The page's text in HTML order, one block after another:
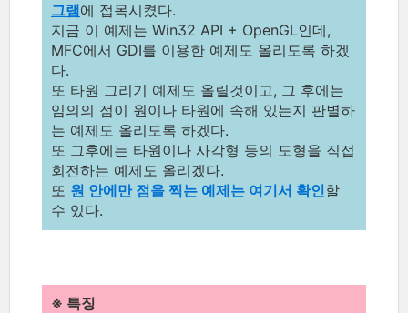
그램에 접목시켰다.
지금 이 예제는 Win32 API + OpenGL인데,
MFC에서 GDI를 이용한 예제도 올리도록 하겠
다.
또 타원 그리기 예제도 올릴것이고, 그 후에는
임의의 점이 원이나 타원에 속해 있는지 판별하
는 예제도 올리도록 하겠다.
또 그후에는 타원이나 사각형 등의 도형을 직접
회전하는 예제도 올리겠다.
또 원 안에만 점을 찍는 예제는 여기서 확인할
수 있다.
※ 특징